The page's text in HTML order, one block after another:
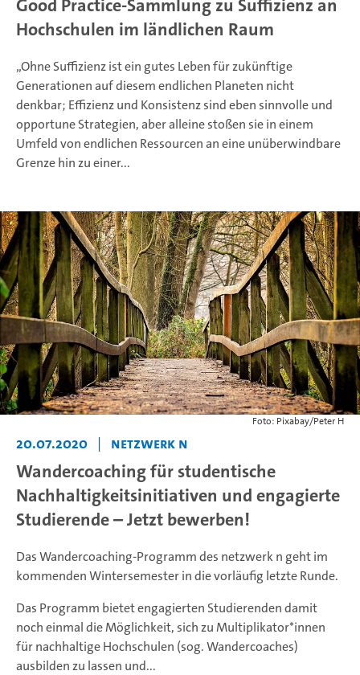
Good Practice-Sammlung zu Suffizienz an
Hochschulen im ländlichen Raum
„Ohne Suffizienz ist ein gutes Leben für zukünftige
Generationen auf diesem endlichen Planeten nicht
denkbar; Effizienz und Konsistenz sind eben sinnvolle und
opportune Strategien, aber alleine stoßen sie in einem
Umfeld von endlichen Ressourcen an eine unüberwindbare
Grenze hin zu einer...
Foto: Pixabay/Peter H
20.07.2020 | netzwerk n
Wandercoaching für studentische
Nachhaltigkeitsinitiativen und engagierte
Studierende – Jetzt bewerben!
Das Wandercoaching-Programm des netzwerk n geht im
kommenden Wintersemester in die vorläufig letzte Runde.
Das Programm bietet engagierten Studierenden damit
noch einmal die Möglichkeit, sich zu Multiplikator*innen
für nachhaltige Hochschulen (sog. Wandercoaches)
ausbilden zu lassen und...